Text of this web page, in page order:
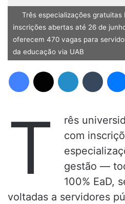
Três especializações gratuitas
inscrições abertas até 26 de
oferecem 470 vagas para
da educação via UAB
T
rês
com
gestão —
100% EaD,
voltadas a servidores